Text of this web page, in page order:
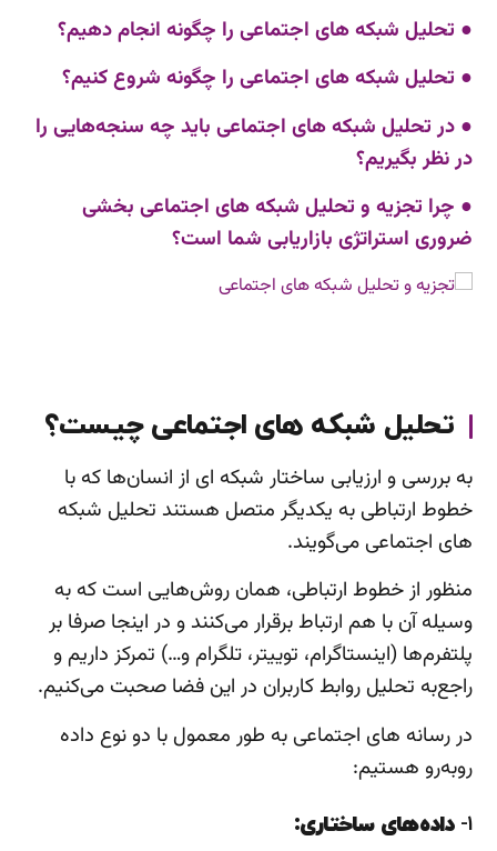
● تحلیل شبکه های اجتماعی را چگونه انجام دهیم؟
● تحلیل شبکه های اجتماعی را چگونه شروع کنیم؟
● در تحلیل شبکه های اجتماعی باید چه سنجه‌هایی را
در نظر بگیریم؟
● چرا تجزیه و تحلیل شبکه های اجتماعی بخشی
ضروری استراتژی بازاریابی شما است؟
تحلیل شبکه های اجتماعی چیست؟
به بررسی و ارزیابی ساختار شبکه ای از انسان‌ها که با
خطوط ارتباطی به یکدیگر متصل هستند تحلیل شبکه
های اجتماعی می‌گویند.
منظور از خطوط ارتباطی، همان روش‌هایی است که به
وسیله آن با هم ارتباط برقرار می‌کنند و در اینجا صرفا بر
پلتفرم‌ها (اینستاگرام، توییتر، تلگرام و…) تمرکز داریم و
راجع‌به تحلیل روابط کاربران در این فضا صحبت می‌کنیم.
در رسانه های اجتماعی به طور معمول با دو نوع داده
روبه‌رو هستیم:
1- داده‌های ساختاری: